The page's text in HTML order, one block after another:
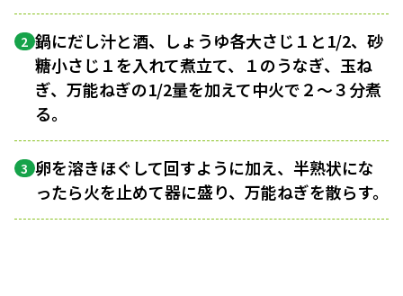
2 鍋にだし汁と酒、しょうゆ各大さじ１と1/2、砂
糖小さじ１を入れて煮立て、１のうなぎ、玉ね
ぎ、万能ねぎの1/2量を加えて中火で２〜３分煮
る。
3 卵を溶きほぐして回すように加え、半熟状にな
ったら火を止めて器に盛り、万能ねぎを散らす。